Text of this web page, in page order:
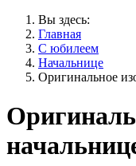
Вы здесь:
Главная
С юбилеем
Начальнице
Оригинальное